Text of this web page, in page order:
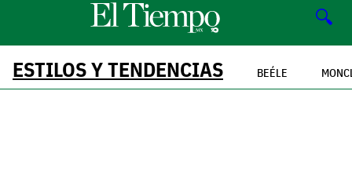
🔍
ESTILOS Y TENDENCIAS BEÉLE